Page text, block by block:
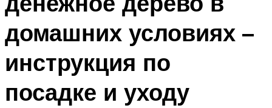
домашних условиях –
инструкция по
посадке и уходу